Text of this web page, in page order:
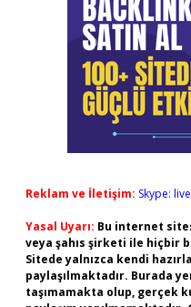
Reklam ve İletişim: Skype:
Yasal Uyarı: Bu internet
veya şahıs şirketi ile hiçbir
Sitede yalnızca kendi
paylaşılmaktadır. Burada
taşımamakta olup, gerçek